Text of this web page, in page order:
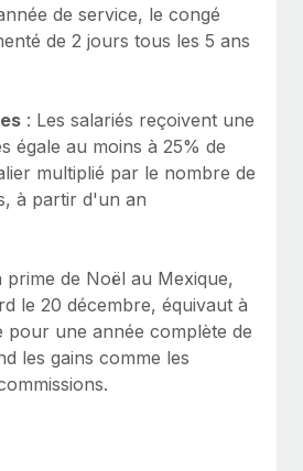
international
le déménagement de vos
avantages sociaux
de Remote :
et Xero et Gestion des
mission d'aider les entreprises de
gérer et payer...
de service, le congé
de 2 jours tous les 5 ans
: Les salariés reçoivent une
égale au moins à 25% de
multiplié par le nombre de
à partir d'un an
prime de Noël au Mexique,
le 20 décembre, équivaut à
pour une année complète de
les gains comme les